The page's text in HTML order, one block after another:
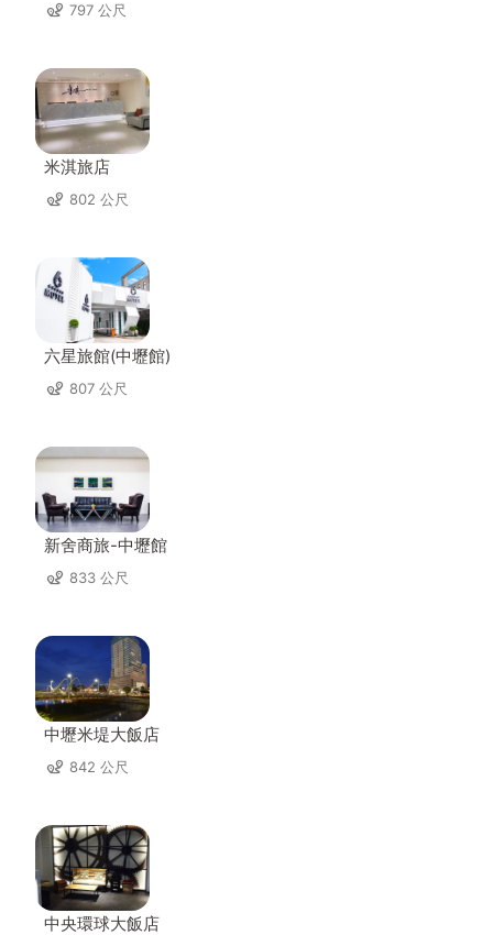
797 公尺
米淇旅店
802 公尺
六星旅館(中壢館)
807 公尺
新舍商旅-中壢館
833 公尺
中壢米堤大飯店
842 公尺
中央環球大飯店